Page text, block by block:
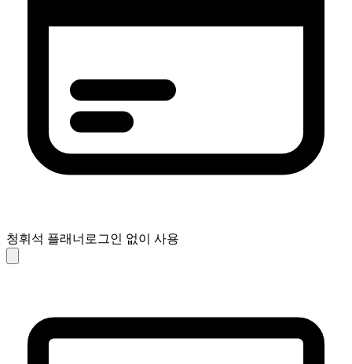
청휘석 플래너 로그인 없이 사용